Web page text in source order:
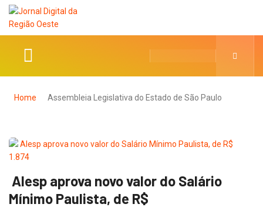
Home Assembleia Legislativa do Estado de São Paulo
Alesp aprova novo valor do Salário
Mínimo Paulista, de R$